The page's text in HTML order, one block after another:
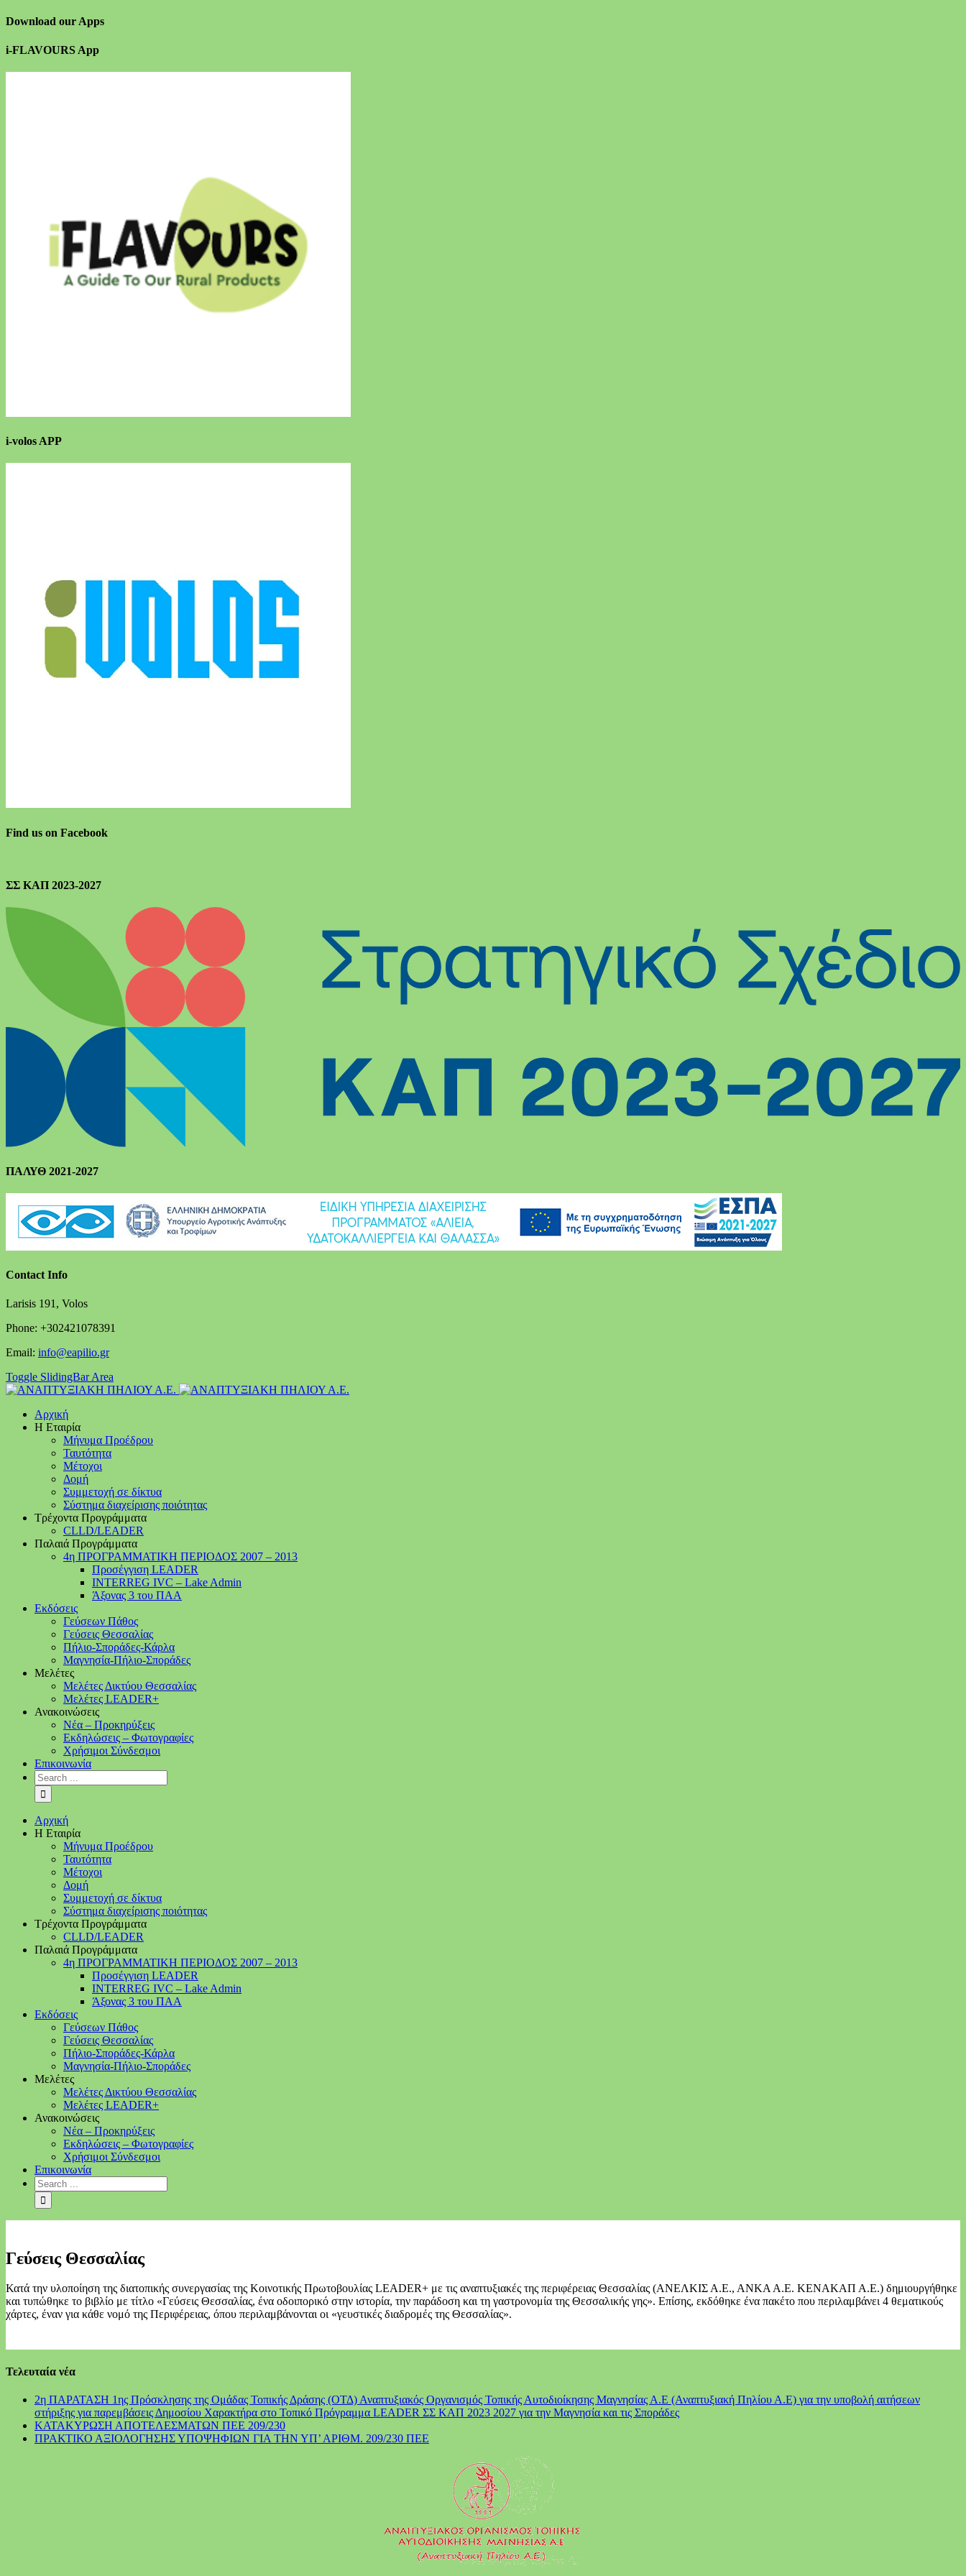
Download our Apps
i-FLAVOURS App
i-volos APP
Find us on Facebook
ΣΣ ΚΑΠ 2023-2027
ΠΑΛΥΘ 2021-2027
Contact Info
Larisis 191, Volos
Phone: +302421078391
Email: info@eapilio.gr
Toggle SlidingBar Area
Αρχική
Η Εταιρία
Μήνυμα Προέδρου
Ταυτότητα
Μέτοχοι
Δομή
Συμμετοχή σε δίκτυα
Σύστημα διαχείρισης ποιότητας
Τρέχοντα Προγράμματα
CLLD/LEADER
Παλαιά Προγράμματα
4η ΠΡΟΓΡΑΜΜΑΤΙΚΗ ΠΕΡΙΟΔΟΣ 2007 – 2013
Προσέγγιση LEADER
INTERREG IVC – Lake Admin
Άξονας 3 του ΠΑΑ
Εκδόσεις
Γεύσεων Πάθος
Γεύσεις Θεσσαλίας
Πήλιο-Σποράδες-Κάρλα
Μαγνησία-Πήλιο-Σποράδες
Μελέτες
Μελέτες Δικτύου Θεσσαλίας
Μελέτες LEADER+
Ανακοινώσεις
Νέα – Προκηρύξεις
Εκδηλώσεις – Φωτογραφίες
Χρήσιμοι Σύνδεσμοι
Επικοινωνία
Αρχική
Η Εταιρία
Μήνυμα Προέδρου
Ταυτότητα
Μέτοχοι
Δομή
Συμμετοχή σε δίκτυα
Σύστημα διαχείρισης ποιότητας
Τρέχοντα Προγράμματα
CLLD/LEADER
Παλαιά Προγράμματα
4η ΠΡΟΓΡΑΜΜΑΤΙΚΗ ΠΕΡΙΟΔΟΣ 2007 – 2013
Προσέγγιση LEADER
INTERREG IVC – Lake Admin
Άξονας 3 του ΠΑΑ
Εκδόσεις
Γεύσεων Πάθος
Γεύσεις Θεσσαλίας
Πήλιο-Σποράδες-Κάρλα
Μαγνησία-Πήλιο-Σποράδες
Μελέτες
Μελέτες Δικτύου Θεσσαλίας
Μελέτες LEADER+
Ανακοινώσεις
Νέα – Προκηρύξεις
Εκδηλώσεις – Φωτογραφίες
Χρήσιμοι Σύνδεσμοι
Επικοινωνία
Γεύσεις Θεσσαλίας
Κατά την υλοποίηση της διατοπικής συνεργασίας της Κοινοτικής Πρωτοβουλίας LEADER+ με τις αναπτυξιακές της περιφέρειας Θεσσαλίας (ΑΝΕΛΚΙΣ Α.Ε., ΑΝΚΑ Α.Ε. ΚΕΝΑΚΑΠ Α.Ε.) δημιουργήθηκε
και τυπώθηκε το βιβλίο με τίτλο «Γεύσεις Θεσσαλίας, ένα οδοιπορικό στην ιστορία, την παράδοση και τη γαστρονομία της Θεσσαλικής γης». Επίσης, εκδόθηκε ένα πακέτο που περιλαμβάνει 4 θεματικούς
χάρτες, έναν για κάθε νομό της Περιφέρειας, όπου περιλαμβάνονται οι «γευστικές διαδρομές της Θεσσαλίας».
Τελευταία νέα
2η ΠΑΡΑΤΑΣΗ 1ης Πρόσκλησης της Ομάδας Τοπικής Δράσης (ΟΤΔ) Αναπτυξιακός Οργανισμός Τοπικής Αυτοδιοίκησης Μαγνησίας Α.Ε (Αναπτυξιακή Πηλίου Α.Ε) για την υποβολή αιτήσεων
στήριξης για παρεμβάσεις Δημοσίου Χαρακτήρα στο Τοπικό Πρόγραμμα LEADER ΣΣ ΚΑΠ 2023 2027 για την Μαγνησία και τις Σποράδες
ΚΑΤΑΚΥΡΩΣΗ ΑΠΟΤΕΛΕΣΜΑΤΩΝ ΠΕΕ 209/230
ΠΡΑΚΤΙΚΟ ΑΞΙΟΛΟΓΗΣΗΣ ΥΠΟΨΗΦΙΩΝ ΓΙΑ ΤΗΝ ΥΠ’ ΑΡΙΘΜ. 209/230 ΠΕΕ